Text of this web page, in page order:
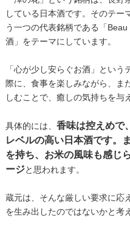
している日本酒です。そのテー
う一つの代表銘柄である「
酒」をテーマにしています。
「心が少し安らぐお酒」とい
際に、食事を楽しみながら、ま
しむことで、癒しの気持ちを与
具体的には、 香味は控えめで
レベルの高い日本酒です。
を持ち、お米の風味も感じ
ージと思われます。
蔵元は、そんな厳しい要求に応
を生み出したのではないかと考